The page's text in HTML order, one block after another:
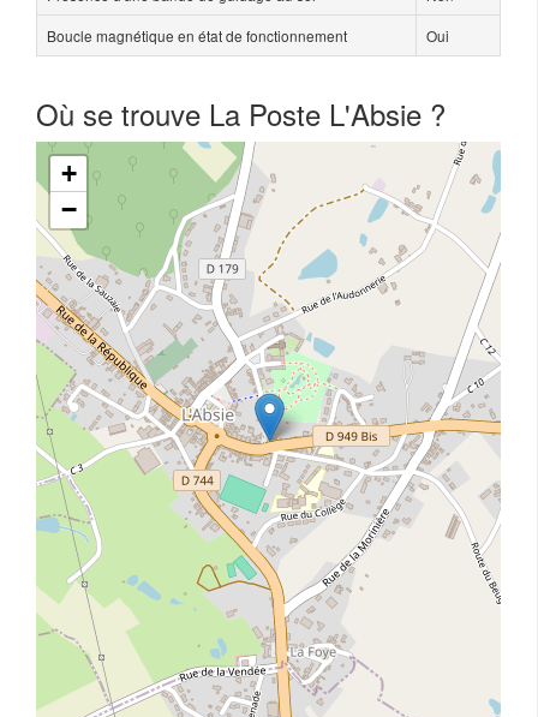
Boucle magnétique en état de fonctionnement
Oui
Où se trouve La Poste L'Absie ?
+
−